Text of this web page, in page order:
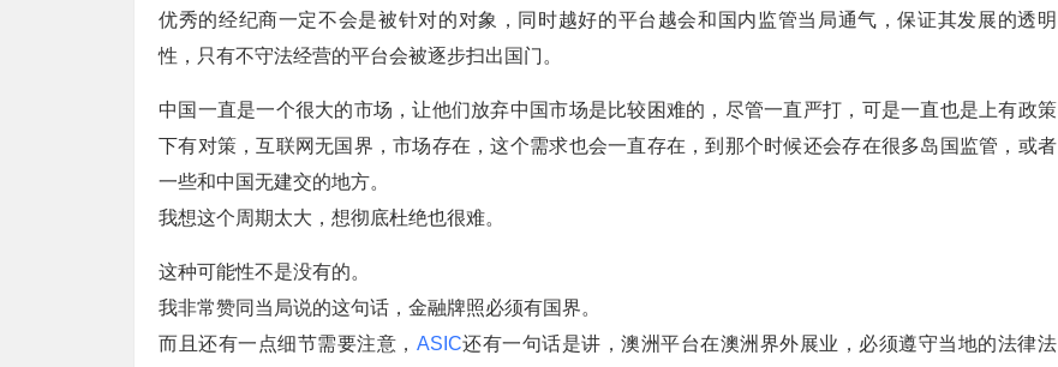
优秀的经纪商一定不会是被针对的对象，同时越好的平台越会和国内监管当局通气，保证其发展的透明
性，只有不守法经营的平台会被逐步扫出国门。
中国一直是一个很大的市场，让他们放弃中国市场是比较困难的，尽管一直严打，可是一直也是上有政策
下有对策，互联网无国界，市场存在，这个需求也会一直存在，到那个时候还会存在很多岛国监管，或者
一些和中国无建交的地方。
我想这个周期太大，想彻底杜绝也很难。
这种可能性不是没有的。
我非常赞同当局说的这句话，金融牌照必须有国界。
而且还有一点细节需要注意， ASIC还有一句话是讲，澳洲平台在澳洲界外展业，必须遵守当地的法律法